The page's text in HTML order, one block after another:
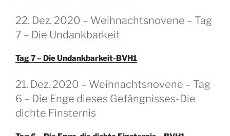
GEPLAATST
OP
22. Dez. 2020 – Weihnachtsnovene – Tag
7 – Die Undankbarkeit
Tag 7 – Die Undankbarkeit-BVH1
GEPLAATST
OP
21. Dez. 2020 – Weihnachtsnovene – Tag
6 – Die Enge dieses Gefängnisses-Die
dichte Finsternis